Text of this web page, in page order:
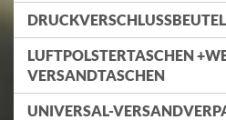
DRUCKVERSCHLUSSBEUTEL
LUFTPOLSTERTASCHEN
VERSANDTASCHEN
UNIVERSAL-